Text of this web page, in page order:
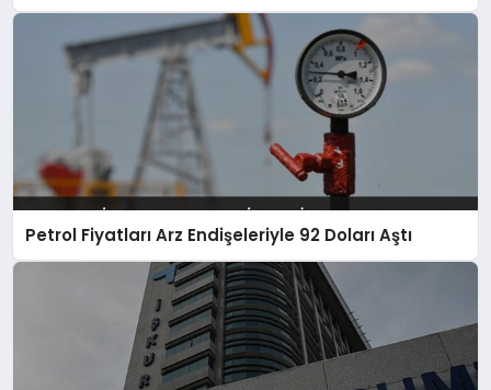
Petrol Fiyatları Arz Endişeleriyle 92 Doları Aştı